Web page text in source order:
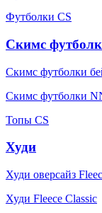
Футболки CS
Скимс
Скимс футболки
Скимс футболки
Топы CS
Худи
Худи оверсайз
Худи Fleece Classic